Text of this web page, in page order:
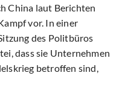
China laut Berichten
vor. In einer
des Politbüros
dass sie Unternehmen
betroffen sind,